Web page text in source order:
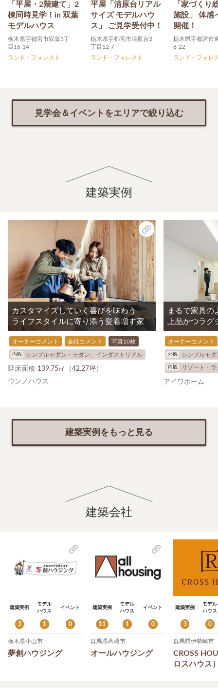
「平屋・2階建て」2
棟同時見学！in 双葉
モデルハウス
栃木県宇都宮市双葉3丁
目16-14
ランド・フォレスト
平屋「清原台リアル
サイズ モデルハウ
ス」 ご見学受付中！
栃木県宇都宮市清原台2
丁目12-7
ランド・フォレスト
「家づくり
施設」 体感
開催！
栃木県宇都宮市
8-22
ランド・フォレ
見学会＆イベントをエリアで絞り込む
建築実例
カスタマイズしていく喜びを味わう
ライフスタイルに寄り添う愛着増す家
オーナーコメント 会社コメント 写真10枚
内観 シンプルモダン・モダン、インダストリアル
延床面積 139.75㎡（42.27坪）
ウンノハウス
まるで家具の
上品かつラグ
オーナーコメント
外観 シンプルモ
内観 リゾート・
アイワホーム
建築実例をもっと見る
建築会社
栃木県小山市
夢創ハウジング
建築実例
3
モデル
ハウス
1
イベント
0
群馬県高崎市
オールハウジング
建築実例
11
モデル
ハウス
1
イベント
0
群馬県伊勢崎市
CROSS
ロスハウス
建築実例
3
モデル
ハウス
0